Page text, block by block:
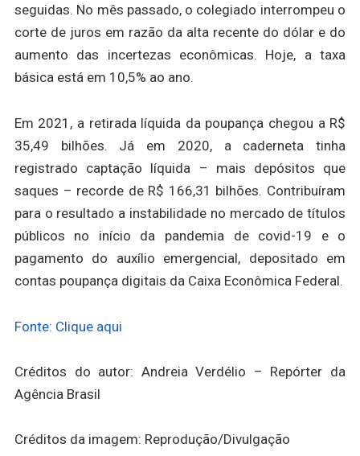
seguidas. No mês passado, o colegiado interrompeu o
corte de juros em razão da alta recente do dólar e do
aumento das incertezas econômicas. Hoje, a taxa
básica está em 10,5% ao ano.
Em 2021, a retirada líquida da poupança chegou a R$
35,49 bilhões. Já em 2020, a caderneta tinha
registrado captação líquida – mais depósitos que
saques – recorde de R$ 166,31 bilhões. Contribuíram
para o resultado a instabilidade no mercado de títulos
públicos no início da pandemia de covid-19 e o
pagamento do auxílio emergencial, depositado em
contas poupança digitais da Caixa Econômica Federal.
Fonte: Clique aqui
Créditos do autor: Andreia Verdélio – Repórter da
Agência Brasil
Créditos da imagem: Reprodução/Divulgação